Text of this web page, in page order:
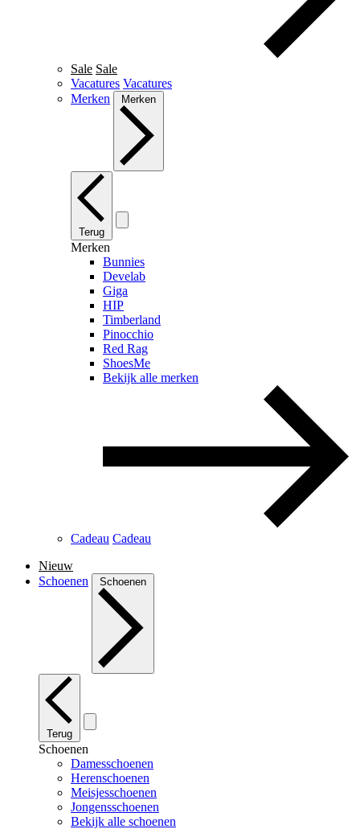
Sale Sale
Vacatures Vacatures
Merken
Merken
Terug
Merken
Bunnies
Develab
Giga
HIP
Timberland
Pinocchio
Red Rag
ShoesMe
Bekijk alle merken
Cadeau Cadeau
Nieuw
Schoenen
Schoenen
Terug
Schoenen
Damesschoenen
Herenschoenen
Meisjesschoenen
Jongensschoenen
Bekijk alle schoenen